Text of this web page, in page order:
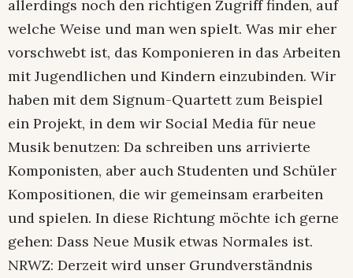
allerdings noch den richtigen Zugriff finden, auf
welche Weise und man wen spielt. Was mir eher
vorschwebt ist, das Komponieren in das Arbeiten
mit Jugendlichen und Kindern einzubinden. Wir
haben mit dem Signum-Quartett zum Beispiel
ein Projekt, in dem wir Social Media für neue
Musik benutzen: Da schreiben uns arrivierte
Komponisten, aber auch Studenten und Schüler
Kompositionen, die wir gemeinsam erarbeiten
und spielen. In diese Richtung möchte ich gerne
gehen: Dass Neue Musik etwas Normales ist.
NRWZ: Derzeit wird unser Grundverständnis